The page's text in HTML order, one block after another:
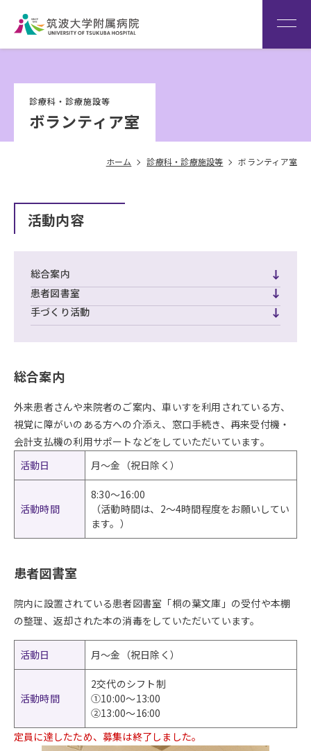
患者さん専用回線
（※本院は全科予約制です）
Language
診療科・診療施設等
ボランティア室
ホーム 診療科・診療施設等 ボランティア室
活動内容
総合案内
患者図書室
手づくり活動
総合案内
外来患者さんや来院者のご案内、車いすを利用されている方、
視覚に障がいのある方への介添え、窓口手続き、再来受付機・
会計支払機の利用サポートなどをしていただいています。
活動日
月～金（祝日除く）
活動時間
8:30～16:00
（活動時間は、2～4時間程度をお願いしてい
ます。）
患者図書室
院内に設置されている患者図書室「桐の葉文庫」の受付や本棚
の整理、返却された本の消毒をしていただいています。
活動日 月～金（祝日除く）
活動時間
2交代のシフト制
①10:00～13:00
②13:00～16:00
定員に達したため、募集は終了しました。